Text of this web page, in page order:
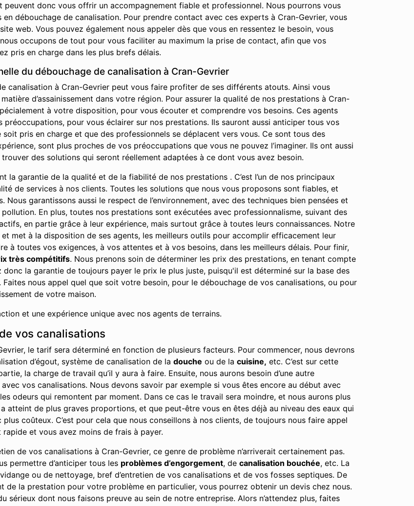
donc vous offrir un accompagnement fiable et professionnel. Nous pourrons vous
débouchage de canalisation. Pour prendre contact avec ces experts à Cran-Gevrier, vous
web. Vous pouvez également nous appeler dès que vous en ressentez le besoin, vous
occupons de tout pour vous faciliter au maximum la prise de contact, afin que vos
pris en charge dans les plus brefs délais.
du débouchage de canalisation à Cran-Gevrier
canalisation à Cran-Gevrier peut vous faire profiter de ses différents atouts. Ainsi vous
d’assainissement dans votre région. Pour assurer la qualité de nos prestations à Cran-
à votre disposition, pour vous écouter et comprendre vos besoins. Ces agents
pour vous éclairer sur nos prestations. Ils sauront aussi anticiper tous vos
pris en charge et que des professionnels se déplacent vers vous. Ce sont tous des
sont plus proches de vos préoccupations que vous ne pouvez l’imaginer. Ils ont aussi
des solutions qui seront réellement adaptées à ce dont vous avez besoin.
la garantie de la qualité et de la fiabilité de nos prestations . C’est l’un de nos principaux
de services à nos clients. Toutes les solutions que nous vous proposons sont fiables, et
garantissons aussi le respect de l’environnement, avec des techniques bien pensées et
En plus, toutes nos prestations sont exécutées avec professionnalisme, suivant des
en partie grâce à leur expérience, mais surtout grâce à toutes leurs connaissances. Notre
met à la disposition de ses agents, les meilleurs outils pour accomplir efficacement leur
à toutes vos exigences, à vos attentes et à vos besoins, dans les meilleurs délais. Pour finir,
très compétitifs. Nous prenons soin de déterminer les prix des prestations, en tenant compte
la garantie de toujours payer le prix le plus juste, puisqu'il est déterminé sur la base des
nous appel quel que soit votre besoin, pour le débouchage de vos canalisations, ou pour
de votre maison.
et une expérience unique avec nos agents de terrains.
vos canalisations
le tarif sera déterminé en fonction de plusieurs facteurs. Pour commencer, nous devrons
d’égout, système de canalisation de la douche ou de la cuisine, etc. C’est sur cette
la charge de travail qu’il y aura à faire. Ensuite, nous aurons besoin d’une autre
vos canalisations. Nous devons savoir par exemple si vous êtes encore au début avec
odeurs qui remontent par moment. Dans ce cas le travail sera moindre, et nous aurons plus
atteint de plus graves proportions, et que peut-être vous en êtes déjà au niveau des eaux qui
coûteux. C’est pour cela que nous conseillons à nos clients, de toujours nous faire appel
et vous avez moins de frais à payer.
de vos canalisations à Cran-Gevrier, ce genre de problème n’arriverait certainement pas.
permettre d’anticiper tous les problèmes d’engorgement, de canalisation bouchée, etc. La
ou de nettoyage, bref d’entretien de vos canalisations et de vos fosses septiques. De
la prestation pour votre problème en particulier, vous pourrez obtenir un devis chez nous.
sérieux dont nous faisons preuve au sein de notre entreprise. Alors n’attendez plus, faites